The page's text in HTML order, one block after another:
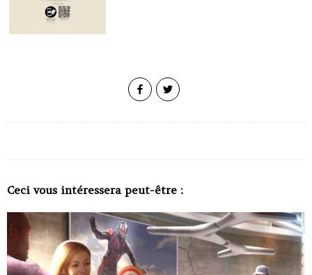
Ceci vous intéressera peut-être :